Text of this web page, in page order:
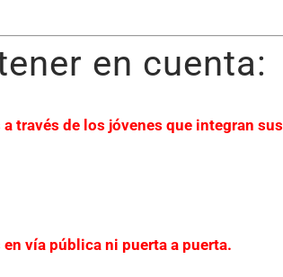
en cuenta:
través de los jóvenes que integran sus
vía pública ni puerta a puerta.